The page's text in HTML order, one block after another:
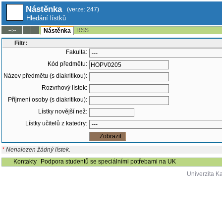
Nástěnka (verze: 247)
Hledání lístků
--:-- Nástěnka
RSS
Filtr:
Fakulta:
Kód předmětu:
Název předmětu (s diakritikou):
Rozvrhový lístek:
Příjmení osoby (s diakritikou):
Lístky novější než:
Lístky učitelů z katedry:
* Nenalezen žádný lístek.
Kontakty
Podpora studentů se speciálními potřebami na UK
Univerzita